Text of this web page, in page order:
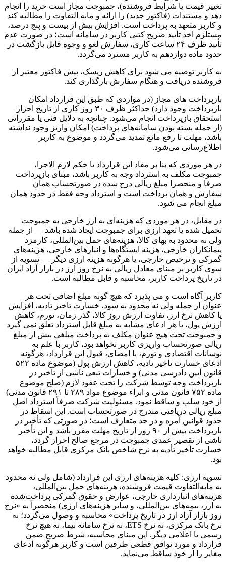
تغییر قیمت یا شرایط فروشنده)، جمبوجت مجاز است خرید را انجام
دهد و مستندات (فاکتور جدید) را ارائه و مابه التفاوت را مطالبه کند
و کاربر متعهد به پرداخت است. افزایش بیش از بیست و پنج درصد،
مستلزم اخذ تأیید صریح کتبی کاربر در سامانه است؛ در صورت عدم
تأیید ظرف ۲۴ ساعت کاری، سفارش لغو و وجوه قابل بازگشت در
حدود ماده دوازدهم به کاربر مسترد می‌گردد.
به کاربر توصیه می شود برای کاهش ریسک، پیش فاکتور معتبر از
فروشنده دریافت و هنگام سفارش بارگذاری کند.
بازپرداخت های مجاز (در مواردی که طبق این قرارداد امکان
بازپرداخت وجود دارد) حداکثر ظرف ۳۰ روز کاری از تاریخ احراز
استحقاق بازپرداخت انجام می‌شود. چنانچه به دلایل فنی یا مقرراتی
(از جمله بسته بودن سامانه‌های پرداخت) امکان واریز وجود نداشته
باشد، مهلت تا رفع مانع تمدید می‌گردد و موضوع به کاربر
اطلاع‌رسانی می‌شود.
در هر موردی که بنا بر مفاد این قرارداد یا حکم لازم الاجرا،
جمبوجت مکلف به استرداد وجه به کاربر باشد، مبنای بازپرداخت
صرفا و منحصرا مبلغ ریالی درج شده در صورتحساب همان
سفارش و همان پرداخت است و استرداد وجه فقط در حدود همان
مبلغ انجام می شود.
در مقابل، در هر موردی که هزینه‌ای به ارز خارجی به جمبوجت
تحمیل شده یا تعهد ارزی برای جمبوجت ایجاد شده باشد — از جمله
ولی نه محدود به بهای کالا، هزینه‌های حمل بین‌المللی، کارمزد
پیمانکاران خارجی، هزینه ایستگاه‌ها و انبارهای خارجی، هزینه‌های
گمرکی و ترخیص خارجی، یا هرگونه هزینه ارزی دیگر — تسویه از
سوی کاربر بر مبنای معادل ریالی به نرخ روز ارز در بازار آزاد ایران
در تاریخ پرداخت کاربر، محاسبه و قابل مطالبه است.
کاربر آگاه است و می پذیرد که هیچ گونه مبلغ اضافی تحت هر
عنوان از جمله ولی نه محدود به سود، خسارت تاخیر تادیه، افزایش
یا کاهش نرخ ارز، تفاوت ارزش روز کالا، گذر زمان، تورم، کاهش
ارزش پول، یا هر ادعای مشابه به مبلغ قابل استرداد تعلق نمی گیرد
و جمبوجت تحت هیچ عنوان مکلف به پرداخت مبلغی بیش از مبلغ
ریالی صورتحساب واریزی کاربر نخواهد بود، کاربر با علم به
نوسانات اقتصادی و تورم، با امضای، قبول این قرارداد، هرگونه
ادعای خسارت تاخیر تادیه، کاهش ارزش پول (موضوع ماده ۵۲۲
قانون آیین دادرسی مدنی) و خسارات تبعی ناشی از تاخیر در
بازپرداخت وجه توسط شرکت را تحت عقود لازم (صلح موضوع
ماده ۷۵۲ قانون مدنی و ابراء موضوع مواد ۲۸۹ تا ۲۹۱ قانون مدنی)
از خود سلب و ساقط نمود. مسئولیت شرکت صرفاً استرداد اصل
مبلغ ریالی دریافتی مندرج در صورتحساب است. این اسقاط در
حدود قوانین آمره و در حد متعارف است؛ در صورتی که تأخیر در
بازپرداخت بیش از ۹۰ روز از تاریخ مهلت مقرر باشد و این تأخیر
ناشی از تقصیر عمدی جمبوجت در مرجع صالح احراز گردد،
خسارت تأخیر تأدیه به نرخ شاخص بانک مرکزی قابل مطالبه خواهد
بود.
تسویه ارزی: کلیه هزینه‌های ارزی این قرارداد (شامل ولی نه محدود
به مابه‌التفاوت قیمت فروشنده، هزینه‌های حمل بین‌المللی،
هزینه‌های انبارداری خارجی، عوارض و حقوق گمرکی پرداخت‌شده
به ارز، بیمه‌های بین‌المللی، و سایر هزینه‌های ارزی) منحصراً به «نرخ
روز بازار آزاد ارز در تاریخ پرداخت» محاسبه و وصول می‌گردد؛ نه
نرخ بانک مرکزی، نه نرخ ETS، نه نرخ سامانه نیما، نه هیچ نرخ
رسمی یا اعلامی دیگر. این مبنای محاسبه، شرط صریح ضمن
قرارداد و مورد توافق قطعی طرفین است و کاربر هرگونه ادعای
مغایر را از خود ساقط می‌نماید.